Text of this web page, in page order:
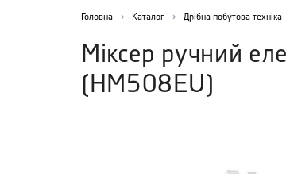
Головна Каталог Дрібна побутова техніка
Міксер ручний
( HM508EU )